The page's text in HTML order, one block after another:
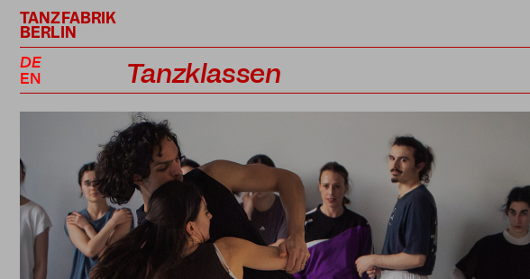
TANZFABRIK
BERLIN
DE
EN
Tanzklassen
Profiklassen
Performance Projekte
Lehrer*innen
Preise